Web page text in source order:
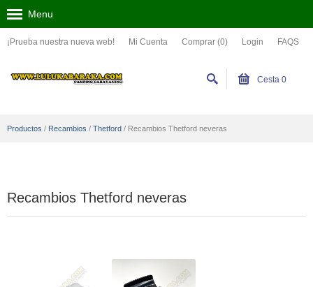
¡Prueba nuestra nueva web! Mi Cuenta Comprar (0) Login FAQS
Menu
Cesta 0
Productos / Recambios / Thetford / Recambios Thetford neveras
Recambios Thetford neveras